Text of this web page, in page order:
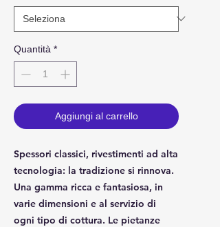
Quantità *
Aggiungi al carrello
Spessori classici, rivestimenti ad alta
tecnologia: la tradizione si rinnova.
Una gamma ricca e fantasiosa, in
varie dimensioni e al servizio di
ogni tipo di cottura. Le pietanze